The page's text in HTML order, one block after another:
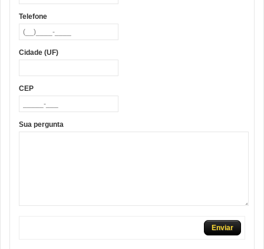
Telefone
Cidade (UF)
CEP
Sua pergunta
Enviar